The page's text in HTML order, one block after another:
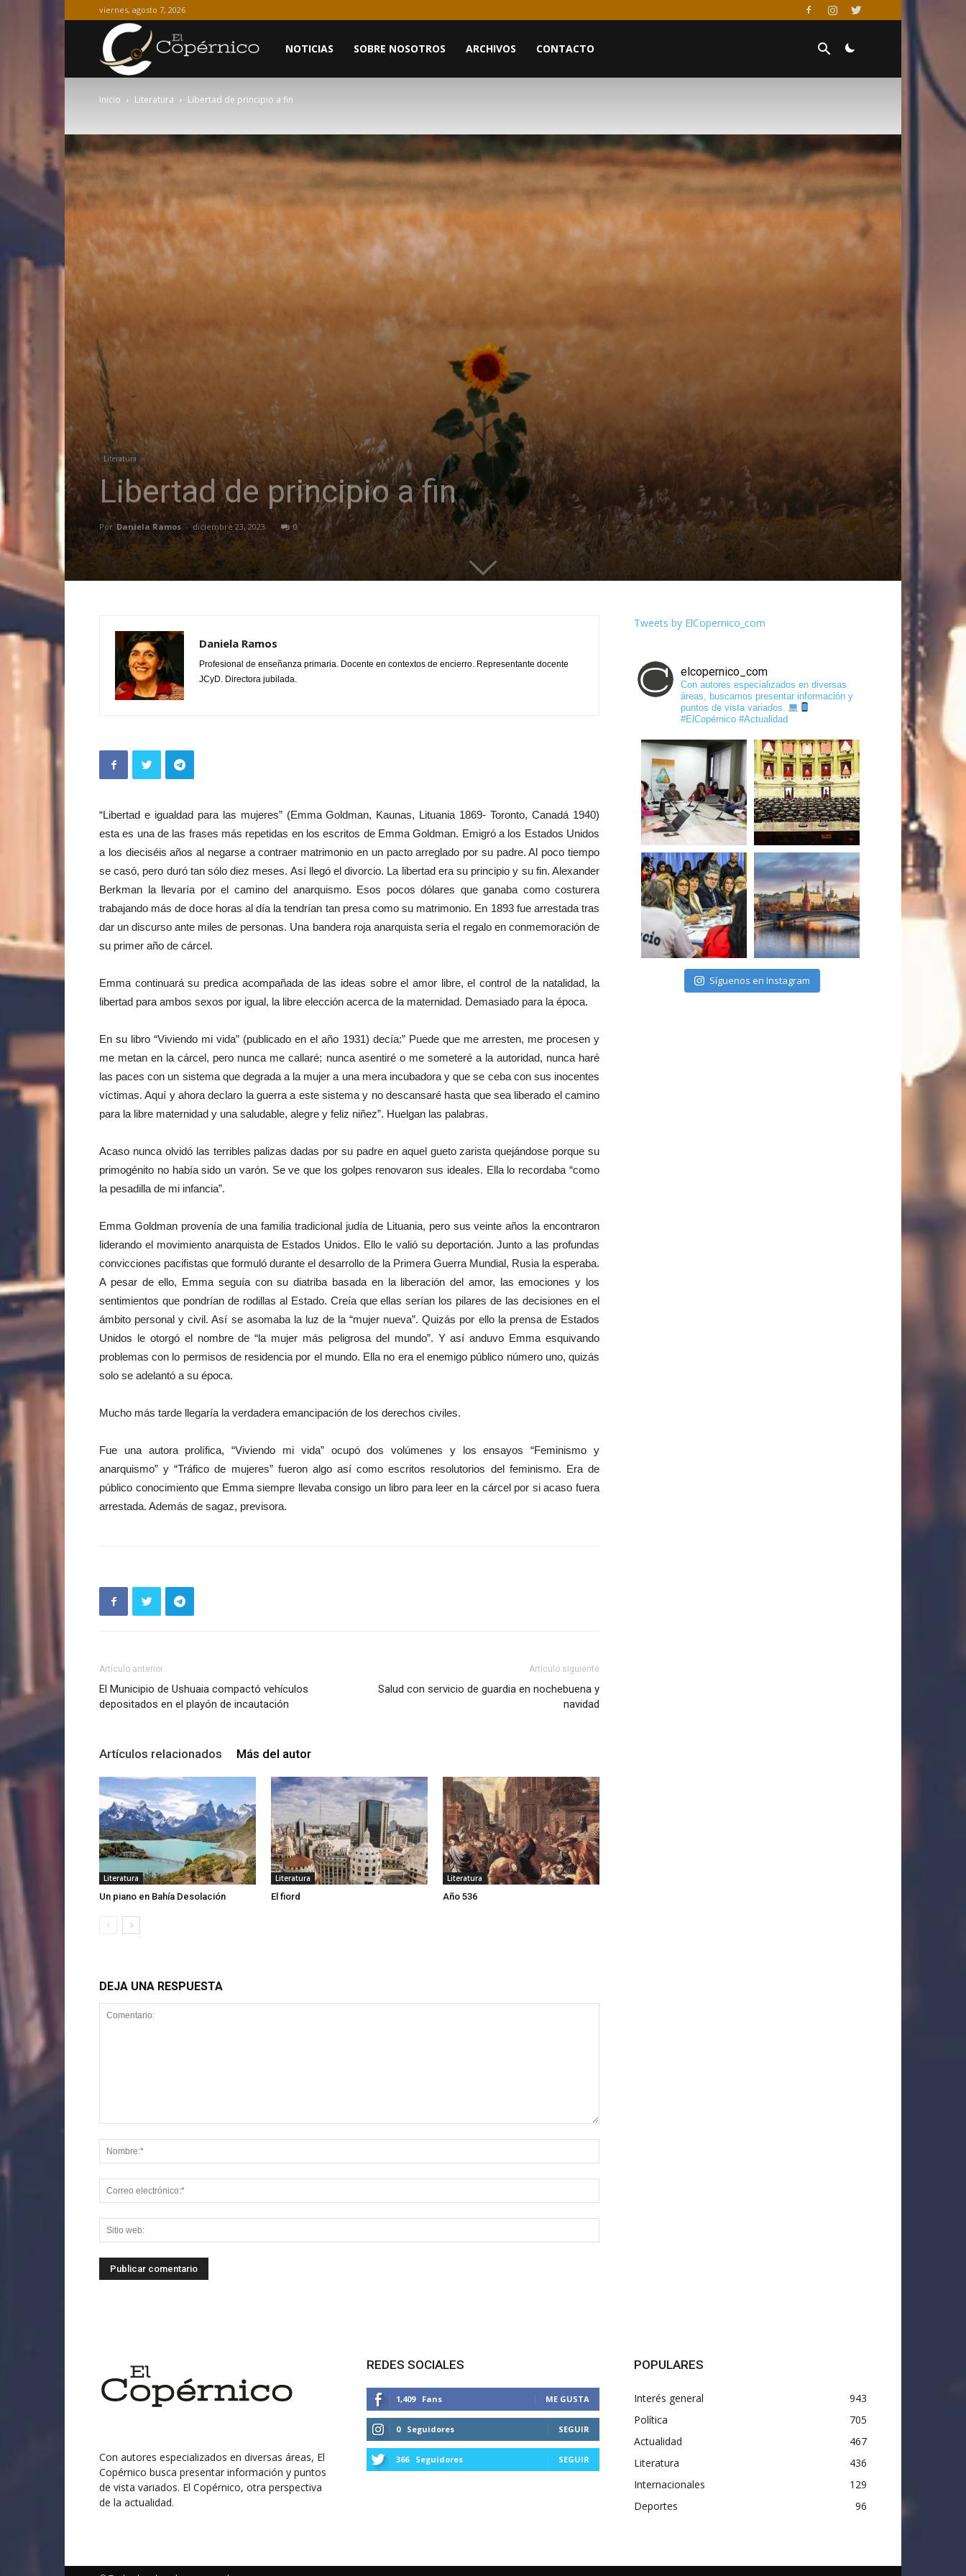
viernes, agosto 7, 2026
Copérnico
NOTICIAS SOBRE NOSOTROS ARCHIVOS CONTACTO
Inicio Literatura Libertad de principio a fin
Literatura
Libertad de principio a fin
Por Daniela Ramos - diciembre 23, 2023 0
Daniela Ramos
Profesional de enseñanza primaria. Docente en contextos de encierro. Representante docente
JCyD. Directora jubilada.
“Libertad e igualdad para las mujeres” (Emma Goldman, Kaunas, Lituania 1869- Toronto, Canadá 1940)
esta es una de las frases más repetidas en los escritos de Emma Goldman. Emigró a los Estados Unidos
a los dieciséis años al negarse a contraer matrimonio en un pacto arreglado por su padre. Al poco tiempo
se casó, pero duró tan sólo diez meses. Así llegó el divorcio. La libertad era su principio y su fin. Alexander
Berkman la llevaría por el camino del anarquismo. Esos pocos dólares que ganaba como costurera
trabajando más de doce horas al día la tendrían tan presa como su matrimonio. En 1893 fue arrestada tras
dar un discurso ante miles de personas. Una bandera roja anarquista sería el regalo en conmemoración de
su primer año de cárcel.
Emma continuará su predica acompañada de las ideas sobre el amor libre, el control de la natalidad, la
libertad para ambos sexos por igual, la libre elección acerca de la maternidad. Demasiado para la época.
En su libro “Viviendo mi vida” (publicado en el año 1931) decía:” Puede que me arresten, me procesen y
me metan en la cárcel, pero nunca me callaré; nunca asentiré o me someteré a la autoridad, nunca haré
las paces con un sistema que degrada a la mujer a una mera incubadora y que se ceba con sus inocentes
víctimas. Aquí y ahora declaro la guerra a este sistema y no descansaré hasta que sea liberado el camino
para la libre maternidad y una saludable, alegre y feliz niñez”. Huelgan las palabras.
Acaso nunca olvidó las terribles palizas dadas por su padre en aquel gueto zarista quejándose porque su
primogénito no había sido un varón. Se ve que los golpes renovaron sus ideales. Ella lo recordaba “como
la pesadilla de mi infancia”.
Emma Goldman provenía de una familia tradicional judía de Lituania, pero sus veinte años la encontraron
liderando el movimiento anarquista de Estados Unidos. Ello le valió su deportación. Junto a las profundas
convicciones pacifistas que formuló durante el desarrollo de la Primera Guerra Mundial, Rusia la esperaba.
A pesar de ello, Emma seguía con su diatriba basada en la liberación del amor, las emociones y los
sentimientos que pondrían de rodillas al Estado. Creía que ellas serían los pilares de las decisiones en el
ámbito personal y civil. Así se asomaba la luz de la “mujer nueva”. Quizás por ello la prensa de Estados
Unidos le otorgó el nombre de “la mujer más peligrosa del mundo”. Y así anduvo Emma esquivando
problemas con lo permisos de residencia por el mundo. Ella no era el enemigo público número uno, quizás
solo se adelantó a su época.
Mucho más tarde llegaría la verdadera emancipación de los derechos civiles.
Fue una autora prolífica, “Viviendo mi vida” ocupó dos volúmenes y los ensayos “Feminismo y
anarquismo” y “Tráfico de mujeres” fueron algo así como escritos resolutorios del feminismo. Era de
público conocimiento que Emma siempre llevaba consigo un libro para leer en la cárcel por si acaso fuera
arrestada. Además de sagaz, previsora.
Artículo anterior
El Municipio de Ushuaia compactó vehículos
depositados en el playón de incautación
Artículo siguiente
Salud con servicio de guardia en nochebuena y
navidad
Artículos relacionados Más del autor
Literatura
Un piano en Bahía Desolación
Literatura
El fiord
Literatura
Año 536
DEJA UNA RESPUESTA
Tweets by ElCopernico_com
elcopernico_com
Con autores especializados en diversas
áreas, buscamos presentar información y
puntos de vista variados.
#ElCopérnico #Actualidad
Síguenos en Instagram
Con autores especializados en diversas áreas, El
Copérnico busca presentar información y puntos
de vista variados. El Copérnico, otra perspectiva
de la actualidad.
REDES SOCIALES
1,409 Fans ME GUSTA
0 Seguidores SEGUIR
366 Seguidores SEGUIR
POPULARES
Interés general
943
Política
705
Actualidad
467
Literatura
436
Internacionales
129
Deportes
96